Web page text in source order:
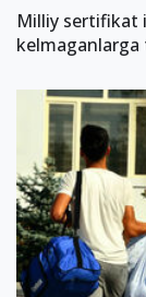
Milliy sertifikat
kelmaganlarga